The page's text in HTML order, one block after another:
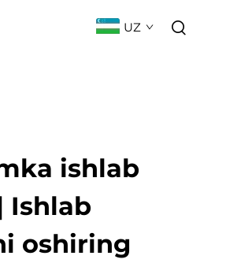
UZ
ishlab
Ishlab
oshiring